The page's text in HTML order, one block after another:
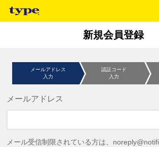
新規会員登録
メールアドレス
入力
認証コード
入力
メールアドレス
メール受信制限されている方は、